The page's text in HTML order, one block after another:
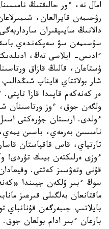
امال نە، ءور حالىقتىڭ
رۋحىمەن قايرالعان،
دالانىڭ سايىپقىران
سۇسىمەن سۋ سەپكەندەي
ءادىس- ايلاسى تەڭ،
ۇستاعان، قالىڭ قازاق
شار بولاتتاي قايناپ
ەر كەنەكەم قاپىدا قازا
ولگەن جوق، ءوز ورتاسىنان
ءولدى. ارىستان جۇرەكتى
نامىسىن بەرمەي، باسىن
تارتپاي، قاس قاقپاستان
ءوزى ەرلىكتەن بيىك
قۇنى وتەۋسىز كەتتى.
سوڭ ءبىر ۇلكەن جيىندا
ماقتانعان بەلگىلى قىرعىز
بايلاتىپ جىبەرگەن قۇنانباي
بارعان ءبىر ادام بولعان جوق.